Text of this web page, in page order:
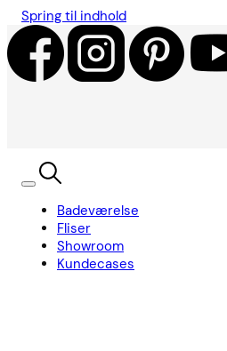
Spring til indhold
Badeværelse
Fliser
Showroom
Kundecases